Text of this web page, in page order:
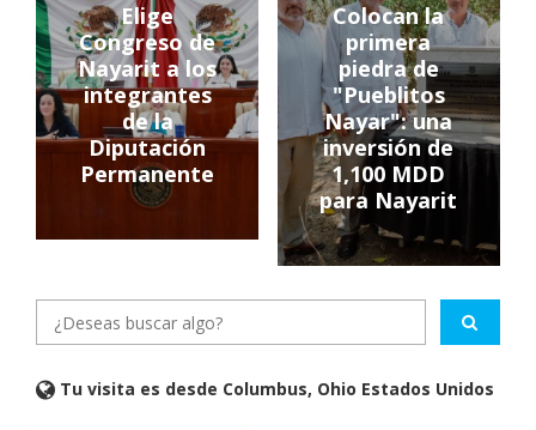
Elige
Congreso de
Nayarit a los
integrantes
de la
Diputación
Permanente
Colocan la
primera
piedra de
"Pueblitos
Nayar": una
inversión de
1,100 MDD
para Nayarit
Tu visita es desde Columbus, Ohio Estados Unidos